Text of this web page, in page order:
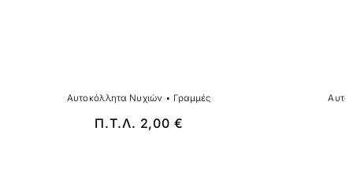
Αυτοκόλλητα Νυχιών • Γραμμές
Π.Τ.Λ. 2,00 €